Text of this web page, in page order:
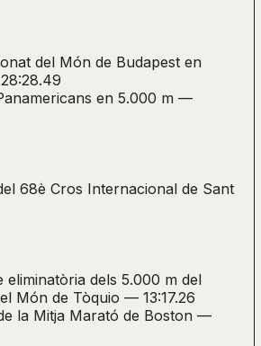
del Món de Budapest en
en 5.000 m —
68è Cros Internacional de Sant
eliminatòria dels 5.000 m del
Món de Tòquio — 13:17.26
la Mitja Marató de Boston —